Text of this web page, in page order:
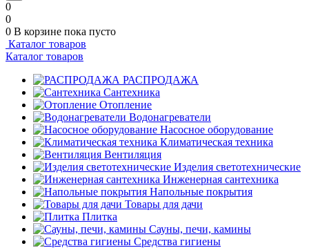
0
0
0 В корзине пока пусто
Каталог товаров
Каталог товаров
РАСПРОДАЖА
Сантехника
Отопление
Водонагреватели
Насосное оборудование
Климатическая техника
Вентиляция
Изделия светотехнические
Инженерная сантехника
Напольные покрытия
Товары для дачи
Плитка
Сауны, печи, камины
Средства гигиены